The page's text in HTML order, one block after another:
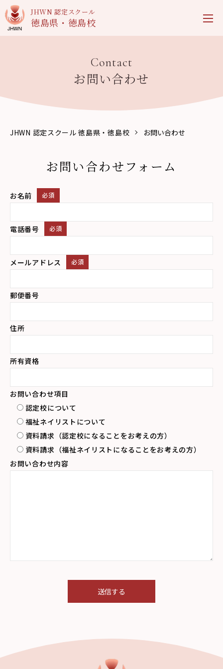
JHWN 認定スクール
徳島県・徳島校
Contact
お問い合わせ
JHWN 認定スクール 徳島県・徳島校 お問い合わせ
お問い合わせフォーム
お名前 必須
電話番号 必須
メールアドレス 必須
郵便番号
住所
所有資格
お問い合わせ項目
認定校について
福祉ネイリストについて
資料請求（認定校になることをお考えの方）
資料請求（福祉ネイリストになることをお考えの方）
お問い合わせ内容